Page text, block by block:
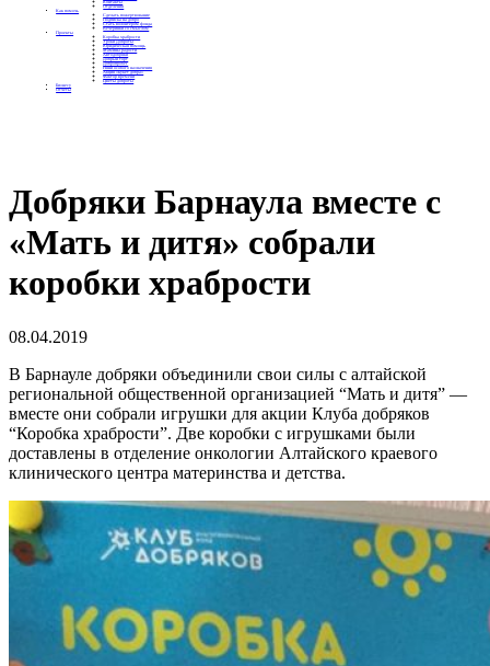
Контакты
Отделения
Как помочь
Сделать пожертвование
Подписка на добро
Стать волонтером фонда
Вечеринки со смыслом
Проекты
Коробка храбрости
Уроки Доброты
Юридическая помощь
Мамины радости
Автодобряки
Добрый торт
Добропробег
Няни особого назначения
Акция «Букет добра»
Фактор времени
Цветы доброты
Бизнесу
Отчеты
Добряки Барнаула вместе с
«Мать и дитя» собрали
коробки храбрости
08.04.2019
В Барнауле добряки объединили свои силы с алтайской
региональной общественной организацией “Мать и дитя” —
вместе они собрали игрушки для акции Клуба добряков
“Коробка храбрости”. Две коробки с игрушками были
доставлены в отделение онкологии Алтайского краевого
клинического центра материнства и детства.